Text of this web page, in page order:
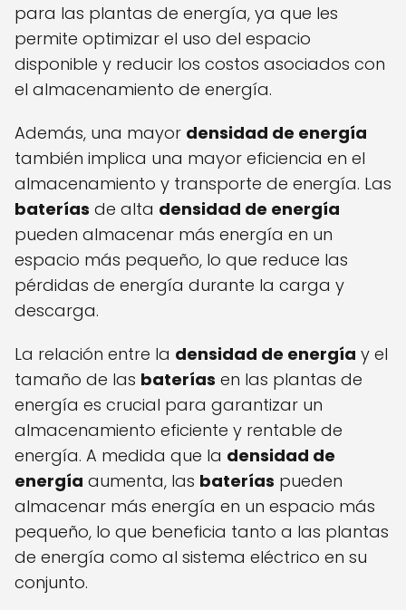
para las plantas de energía, ya que les
permite optimizar el uso del espacio
disponible y reducir los costos asociados con
el almacenamiento de energía.
Además, una mayor densidad de energía
también implica una mayor eficiencia en el
almacenamiento y transporte de energía. Las
baterías de alta densidad de energía
pueden almacenar más energía en un
espacio más pequeño, lo que reduce las
pérdidas de energía durante la carga y
descarga.
La relación entre la densidad de energía y el
tamaño de las baterías en las plantas de
energía es crucial para garantizar un
almacenamiento eficiente y rentable de
energía. A medida que la densidad de
energía aumenta, las baterías pueden
almacenar más energía en un espacio más
pequeño, lo que beneficia tanto a las plantas
de energía como al sistema eléctrico en su
conjunto.